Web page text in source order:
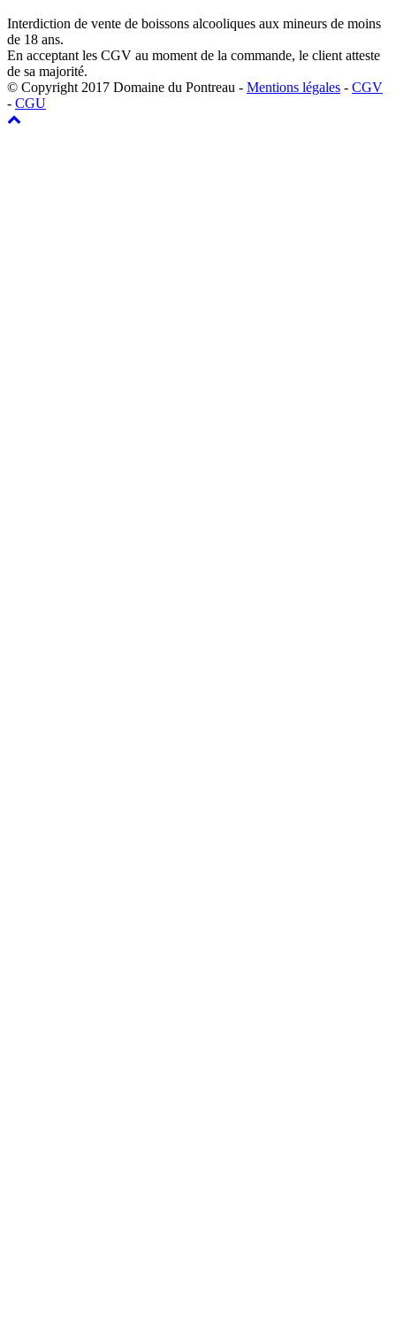
Interdiction de vente de boissons alcooliques aux mineurs de moins
de 18 ans.
En acceptant les CGV au moment de la commande, le client atteste
de sa majorité.
© Copyright 2017 Domaine du Pontreau - Mentions légales - CGV
- CGU